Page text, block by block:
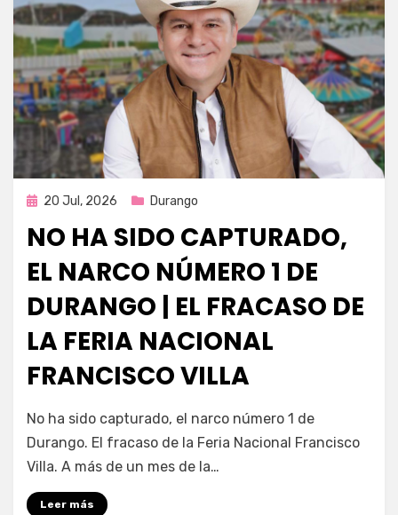
Publicada
20 Jul, 2026 Durango
NO HA SIDO CAPTURADO,
EL NARCO NÚMERO 1 DE
DURANGO | EL FRACASO DE
LA FERIA NACIONAL
FRANCISCO VILLA
por Fernando Miranda Servín
No ha sido capturado, el narco número 1 de
Durango. El fracaso de la Feria Nacional Francisco
Villa. A más de un mes de la…
Leer más